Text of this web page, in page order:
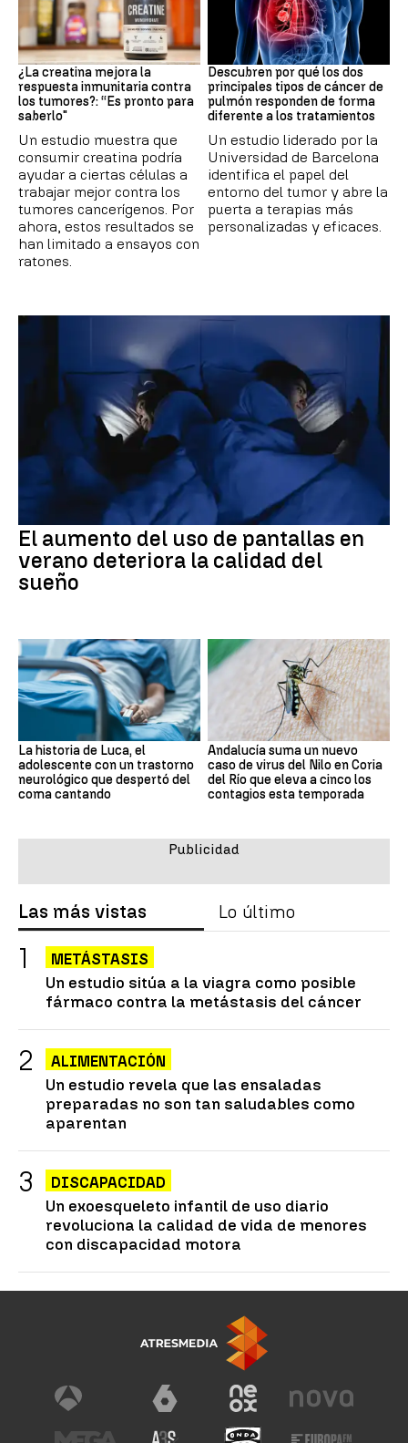
Suplementos deportivos
¿La creatina mejora la
respuesta inmunitaria contra
los tumores?: “Es pronto para
saberlo"
Un estudio muestra que
consumir creatina podría
ayudar a ciertas células a
trabajar mejor contra los
tumores cancerígenos. Por
ahora, estos resultados se
han limitado a ensayos con
ratones.
Cáncer de pulmón
Descubren por qué los dos
principales tipos de cáncer de
pulmón responden de forma
diferente a los tratamientos
Un estudio liderado por la
Universidad de Barcelona
identifica el papel del
entorno del tumor y abre la
puerta a terapias más
personalizadas y eficaces.
El aumento del uso de pantallas en
verano deteriora la calidad del
sueño
La historia de Luca, el
adolescente con un trastorno
neurológico que despertó del
coma cantando
Andalucía suma un nuevo
caso de virus del Nilo en Coria
del Río que eleva a cinco los
contagios esta temporada
Las más vistas Lo último
METÁSTASIS
Un estudio sitúa a la viagra como posible
fármaco contra la metástasis del cáncer
ALIMENTACIÓN
Un estudio revela que las ensaladas
preparadas no son tan saludables como
aparentan
DISCAPACIDAD
Un exoesqueleto infantil de uso diario
revoluciona la calidad de vida de menores
con discapacidad motora